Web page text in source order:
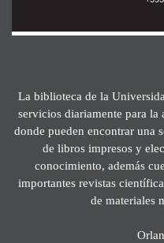
La biblioteca de la
servicios diariamente para la
donde pueden encontrar una
de libros impresos y
conocimiento, además
importantes revistas
de materiales